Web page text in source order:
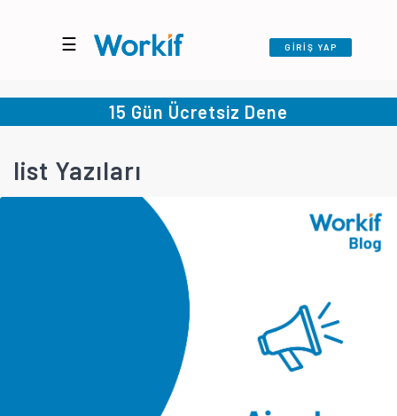
☰ GİRİŞ YAP
15 Gün Ücretsiz Dene
list Yazıları